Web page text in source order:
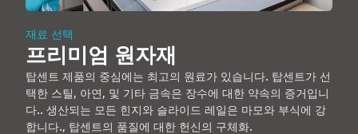
재료 선택
프리미엄 원자재
탑센트 제품의 중심에는 최고의 원료가 있습니다. 탑센트가 선
택한 스틸, 아연, 및 기타 금속은 장수에 대한 약속의 증거입니
다.. 생산되는 모든 힌지와 슬라이드 레일은 마모와 부식에 강
합니다., 탑센트의 품질에 대한 헌신의 구체화.